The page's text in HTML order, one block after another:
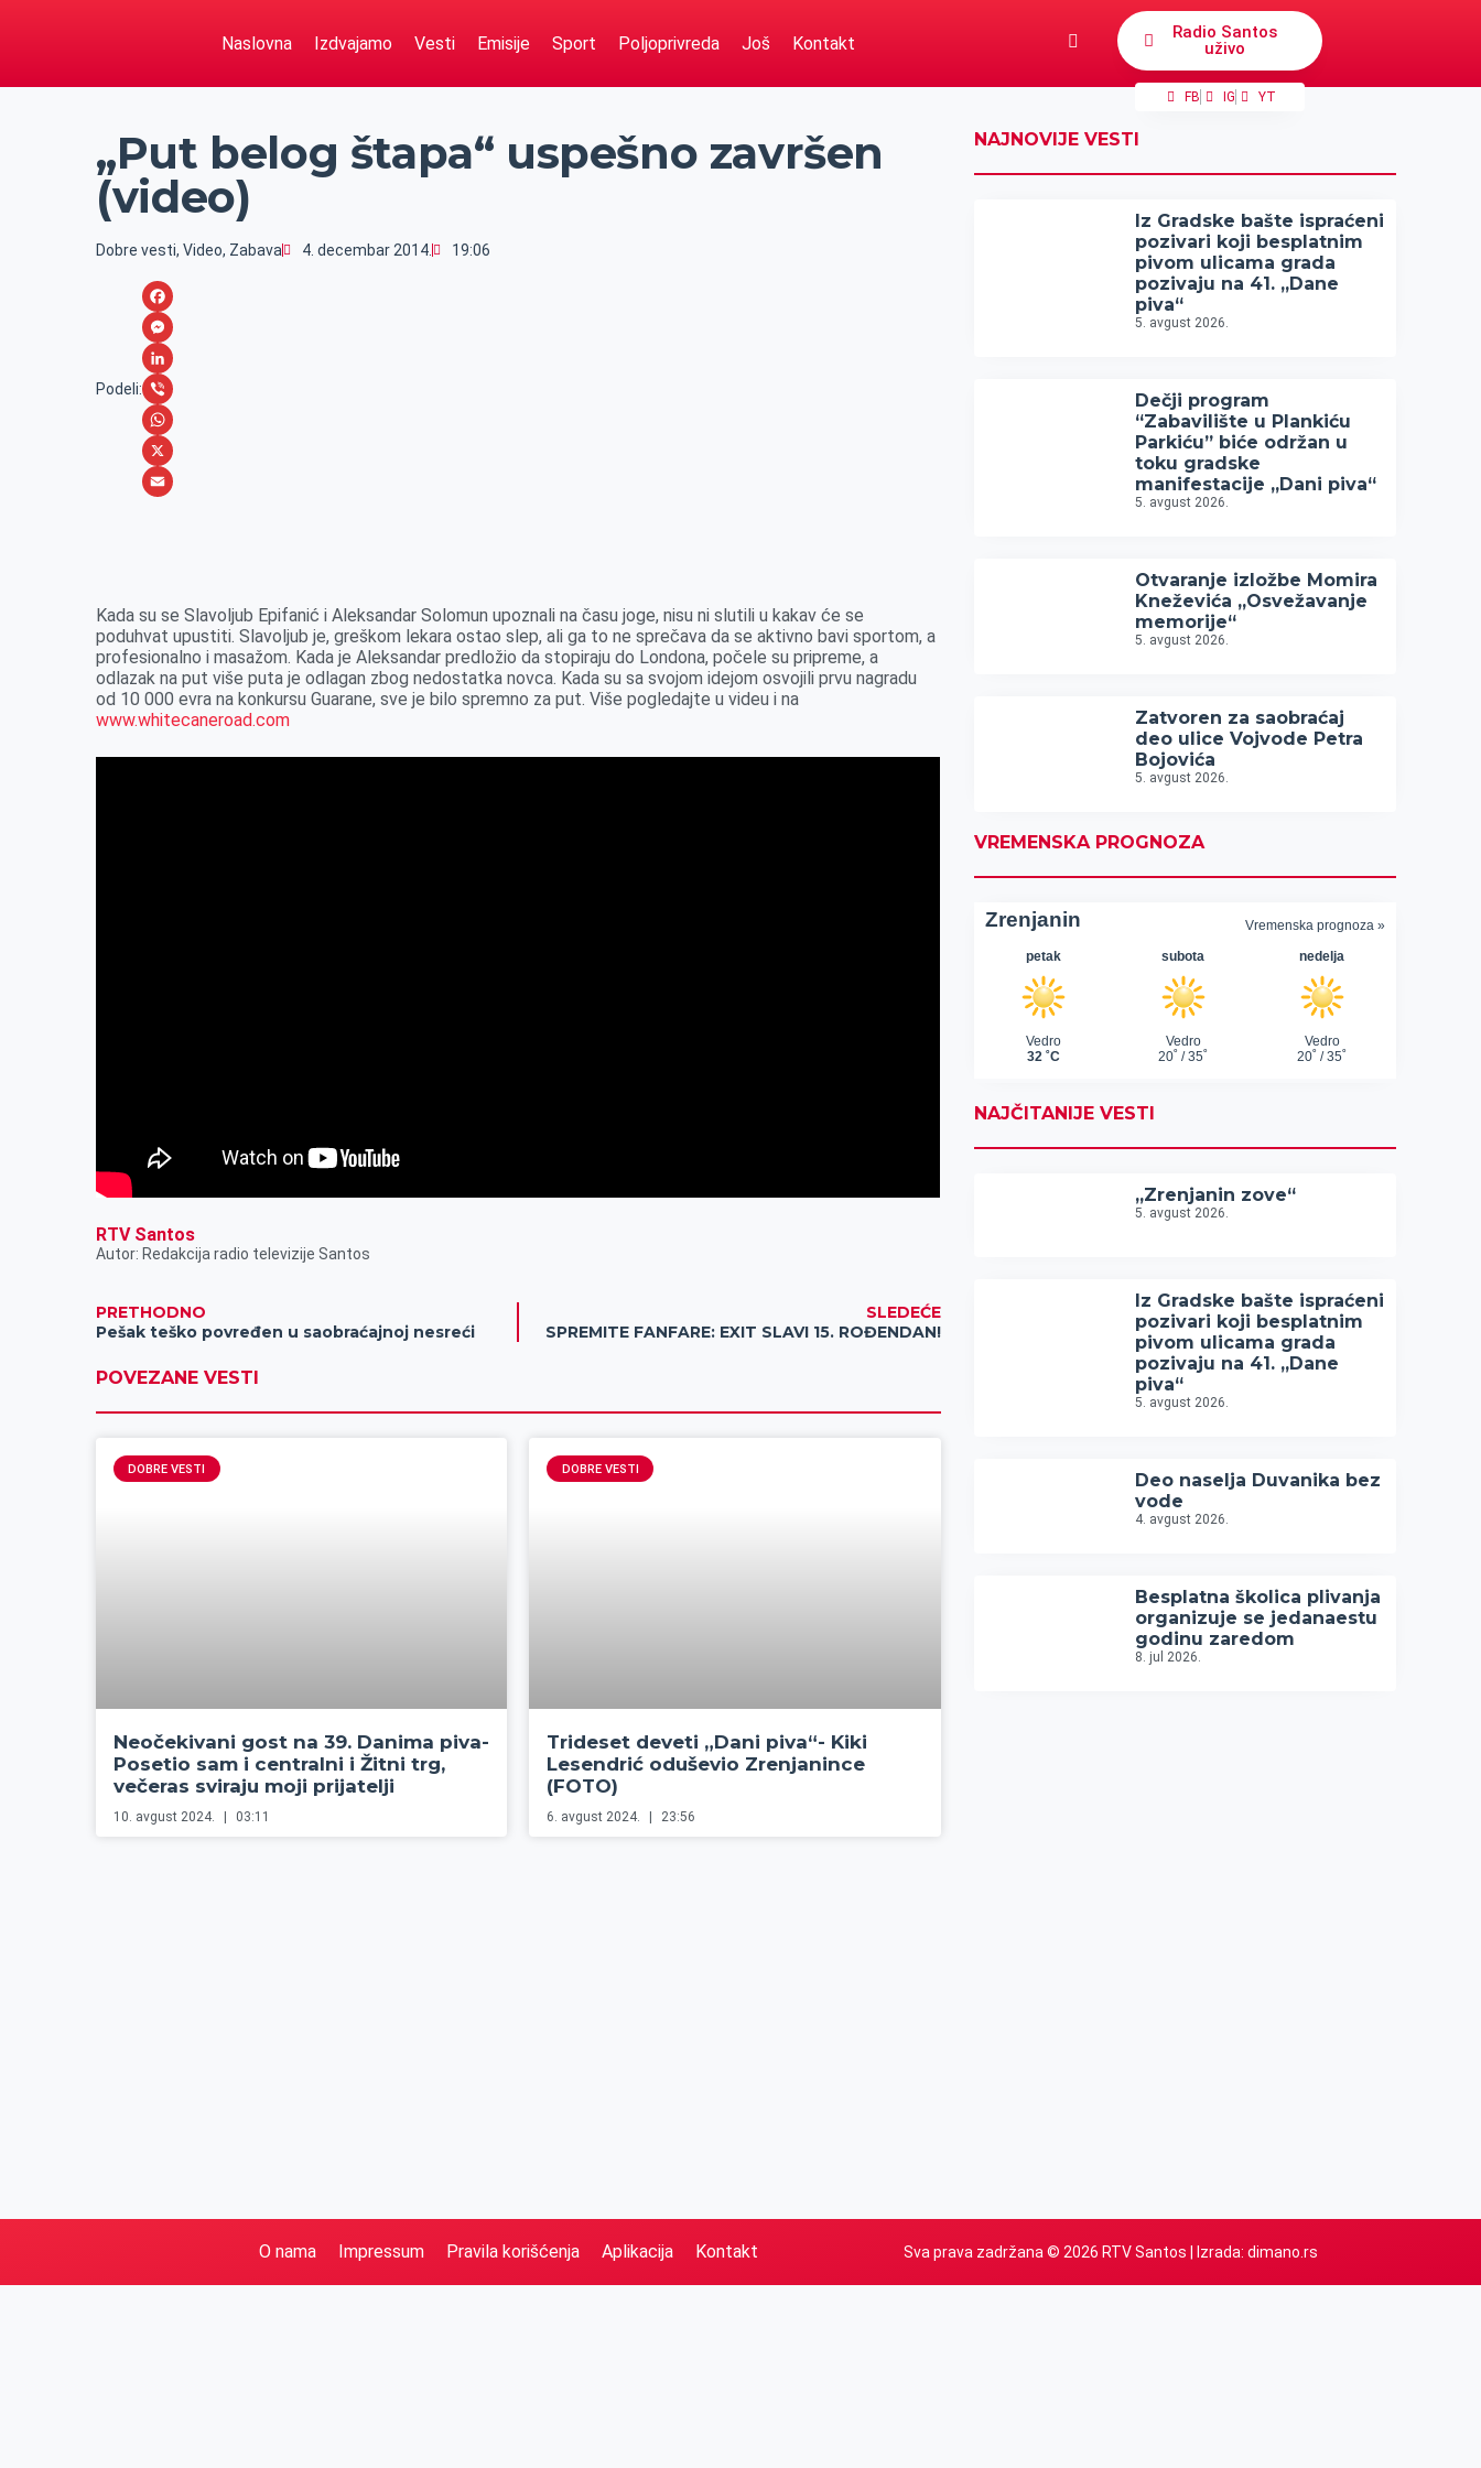
Naslovna Izdvajamo Vesti Emisije Sport Poljoprivreda Još Kontakt
Radio Santos
uživo
FB IG YT
„Put belog štapa“ uspešno završen
(video)
Dobre vesti,Video, Zabava 4. decembar 2014. 19:06
Podeli:
F
a
c
e
b
o
M
e
s
s
e
L
i
n
k
V
i
b
W
h
p
p
X
l
Kada su se Slavoljub Epifanić i Aleksandar Solomun upoznali na času joge, nisu ni slutili u kakav će se
poduhvat upustiti. Slavoljub je, greškom lekara ostao slep, ali ga to ne sprečava da se aktivno bavi sportom, a
profesionalno i masažom. Kada je Aleksandar predložio da stopiraju do Londona, počele su pripreme, a
odlazak na put više puta je odlagan zbog nedostatka novca. Kada su sa svojom idejom osvojili prvu nagradu
od 10 000 evra na konkursu Guarane, sve je bilo spremno za put. Više pogledajte u videu i na
www.whitecaneroad.com
RTV Santos
Autor: Redakcija radio televizije Santos
PRETHODNO
Pešak teško povređen u saobraćajnoj nesreći
SLEDEĆE
SPREMITE FANFARE: EXIT SLAVI 15. ROĐENDAN!
POVEZANE VESTI
DOBRE VESTI
Neočekivani gost na 39. Danima piva-
Posetio sam i centralni i Žitni trg,
večeras sviraju moji prijatelji
10. avgust 2024. 03:11
DOBRE VESTI
Trideset deveti „Dani piva“- Kiki
Lesendrić oduševio Zrenjanince
(FOTO)
6. avgust 2024. 23:56
NAJNOVIJE VESTI
Iz Gradske bašte ispraćeni
pozivari koji besplatnim
pivom ulicama grada
pozivaju na 41. „Dane
piva“
5. avgust 2026.
Dečji program
“Zabavilište u Plankiću
Parkiću” biće održan u
toku gradske
manifestacije „Dani piva“
5. avgust 2026.
Otvaranje izložbe Momira
Kneževića „Osvežavanje
memorije“
5. avgust 2026.
Zatvoren za saobraćaj
deo ulice Vojvode Petra
Bojovića
5. avgust 2026.
VREMENSKA PROGNOZA
NAJČITANIJE VESTI
„Zrenjanin zove“
5. avgust 2026.
Iz Gradske bašte ispraćeni
pozivari koji besplatnim
pivom ulicama grada
pozivaju na 41. „Dane
piva“
5. avgust 2026.
Deo naselja Duvanika bez
vode
4. avgust 2026.
Besplatna školica plivanja
organizuje se jedanaestu
godinu zaredom
8. jul 2026.
O nama Impressum Pravila korišćenja Aplikacija Kontakt Sva prava zadržana © 2026 RTV Santos | Izrada: dimano.rs